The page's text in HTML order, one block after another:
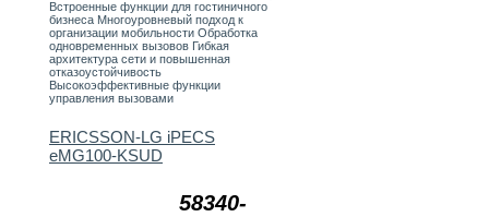
Встроенные функции для гостиничного
бизнеса Многоуровневый подход к
организации мобильности Обработка
одновременных вызовов Гибкая
архитектура сети и повышенная
отказоустойчивость
Высокоэффективные функции
управления вызовами
58340-
ERICSSON-LG iPECS
eMG100-KSUD